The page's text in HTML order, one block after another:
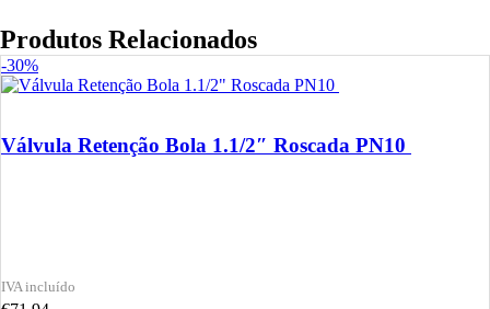
Produtos Relacionados
-30%
Válvula Retenção Bola 1.1/2″ Roscada PN10